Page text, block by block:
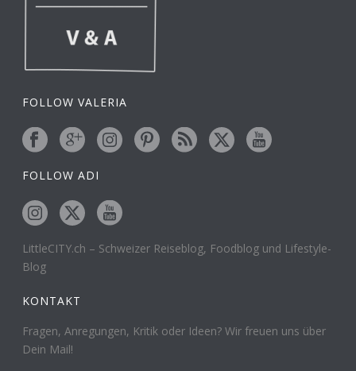
FOLLOW VALERIA
FOLLOW ADI
LittleCITY.ch – Schweizer Reiseblog, Foodblog und Lifestyle-
Blog
KONTAKT
Fragen, Anregungen, Kritik oder Ideen? Wir freuen uns über
Dein Mail!